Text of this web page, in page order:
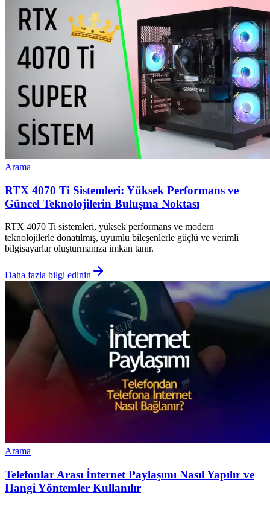
Arama
RTX 4070 Ti Sistemleri: Yüksek Performans ve
Güncel Teknolojilerin Buluşma Noktası
RTX 4070 Ti sistemleri, yüksek performans ve modern
teknolojilerle donatılmış, uyumlu bileşenlerle güçlü ve verimli
bilgisayarlar oluşturmanıza imkan tanır.
Daha fazla bilgi edinin
Arama
Telefonlar Arası İnternet Paylaşımı Nasıl Yapılır ve
Hangi Yöntemler Kullanılır